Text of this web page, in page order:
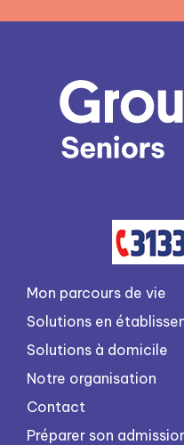
Mon parcours de vie
Solutions en
Solutions à domicile
Notre organisation
Contact
Préparer son